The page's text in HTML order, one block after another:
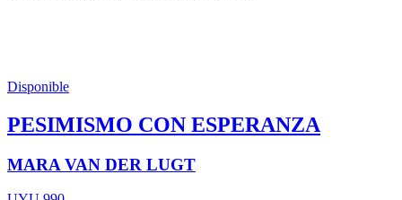
Disponible
PESIMISMO CON ESPERANZA
MARA VAN DER LUGT